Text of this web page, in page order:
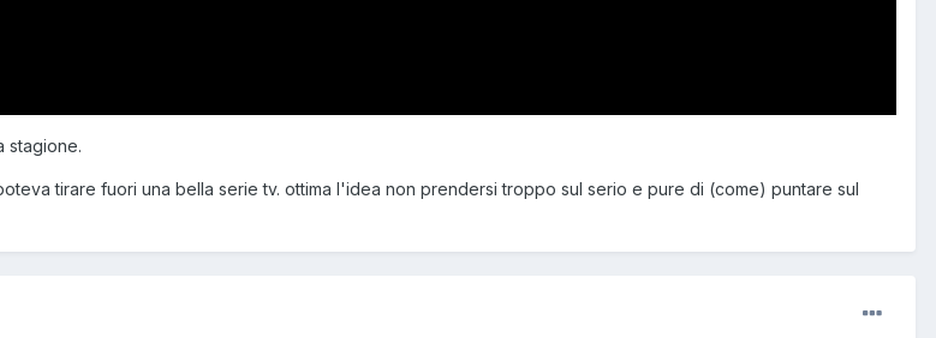
stagione.
tirare fuori una bella serie tv. ottima l'idea non prendersi troppo sul serio e pure di (come) puntare sul